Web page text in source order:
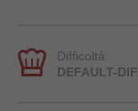
Difficoltà:
DEFAULT-